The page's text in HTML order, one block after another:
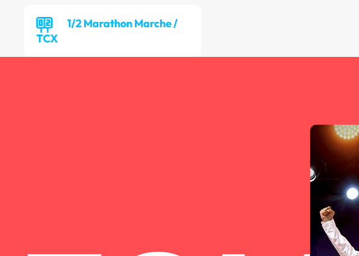
1/2 Marathon Marche /
TCX